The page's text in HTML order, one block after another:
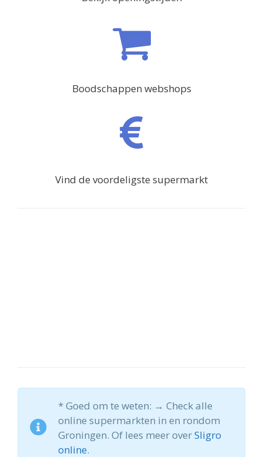
Boodschappen webshops
Vind de voordeligste supermarkt
* Goed om te weten: → Check alle
online supermarkten in en rondom
Groningen. Of lees meer overSligro
online.